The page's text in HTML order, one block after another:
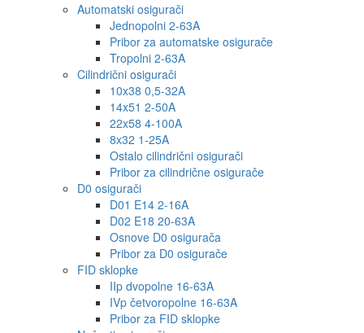
Automatski osigurači
Jednopolni 2-63A
Pribor za automatske osigurače
Tropolni 2-63A
Cilindrični osigurači
10x38 0,5-32A
14x51 2-50A
22x58 4-100A
8x32 1-25A
Ostalo cilindrični osigurači
Pribor za cilindrične osigurače
D0 osigurači
D01 E14 2-16A
D02 E18 20-63A
Osnove D0 osigurača
Pribor za D0 osigurače
FID sklopke
IIp dvopolne 16-63A
IVp četvoropolne 16-63A
Pribor za FID sklopke